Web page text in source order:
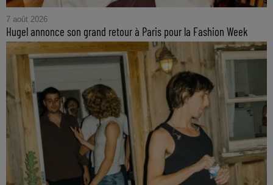
7 août 2026
Hugel annonce son grand retour à Paris pour la Fashion Week